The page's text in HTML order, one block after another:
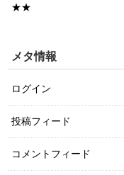
★★
メタ情報
ログイン
投稿フィード
コメントフィード